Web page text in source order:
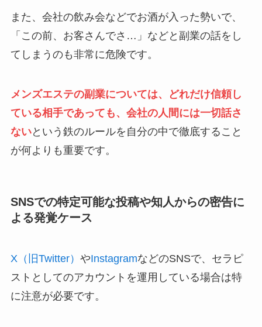
また、会社の飲み会などでお酒が入った勢いで、
「この前、お客さんでさ…」などと副業の話をし
てしまうのも非常に危険です。
メンズエステの副業については、どれだけ信頼し
ている相手であっても、会社の人間には一切話さ
ないという鉄のルールを自分の中で徹底すること
が何よりも重要です。
SNSでの特定可能な投稿や知人からの密告に
よる発覚ケース
X（旧Twitter） やInstagramなどのSNSで、セラピ
ストとしてのアカウントを運用している場合は特
に注意が必要です。